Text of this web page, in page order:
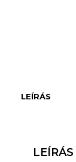
LEÍRÁS
LEÍRÁS